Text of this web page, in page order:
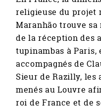
religieuse du projet
Maranhão trouve
de la réception des
tupinambas à Paris,
accompagnés de
Sieur de Razilly, les
menés au Louvre
roi de France et de